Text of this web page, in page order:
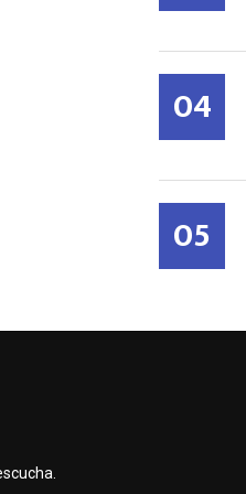
04
05